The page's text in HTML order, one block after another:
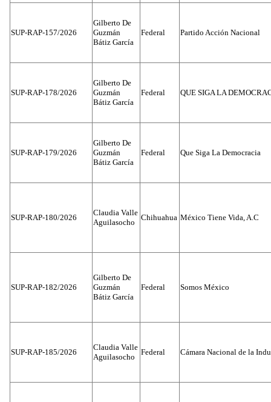
SUP-RAP-157/2026
Gilberto De
Guzmán
Bátiz García
Federal Partido Acción Nacional
SUP-RAP-178/2026
Gilberto De
Guzmán
Bátiz García
Federal QUE SIGA LA
SUP-RAP-179/2026
Gilberto De
Guzmán
Bátiz García
Federal Que Siga La Democracia
SUP-RAP-180/2026
Claudia Valle
Aguilasocho
Chihuahua México Tiene Vida, A.C
SUP-RAP-182/2026
Gilberto De
Guzmán
Bátiz García
Federal Somos México
SUP-RAP-185/2026
Claudia Valle
Aguilasocho
Federal Cámara Nacional de la